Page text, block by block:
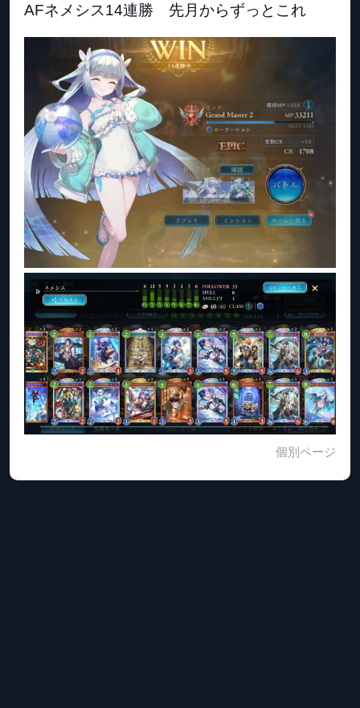
AFネメシス14連勝 先月からずっとこれ
個別ページ